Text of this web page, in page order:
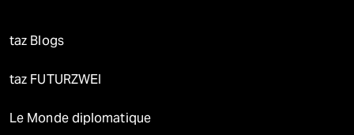
taz Blogs
taz FUTURZWEI
Le Monde diplomatique